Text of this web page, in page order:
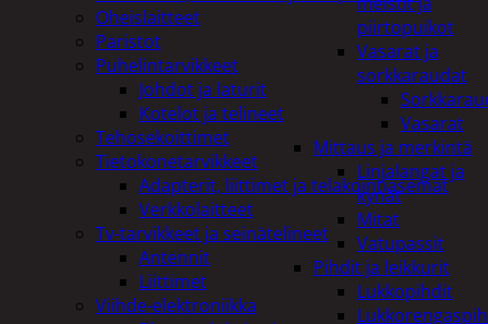
piirtopuikot
Vasarat ja
sorkkaraudat
Vasarat
Mittaus ja merkintä
Linjalangat ja
kynät
Mitat
Vatupassit
Pihdit ja leikkurit
Lukkopihdit
Oheislaitteet
Paristot
Puhelintarvikkeet
Johdot ja laturit
Kotelot ja telineet
Tehosekoittimet
Tietokonetarvikkeet
Adapterit, liittimet ja telakointiasemat
Verkkolaitteet
Tv-tarvikkeet ja seinätelineet
Antennit
Liittimet
Viihde-elektroniikka